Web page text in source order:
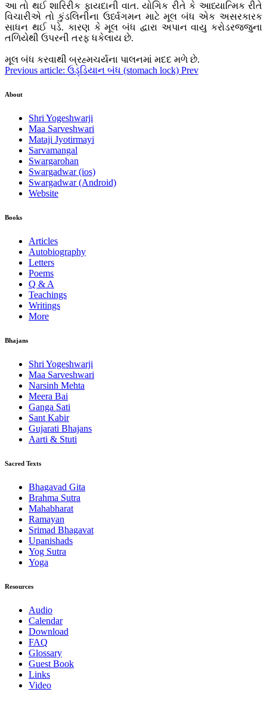
આ તો થઈ શારિરીક ફાયદાની વાત. યોગિક રીતે કે આધ્યાત્મિક રીતે
વિચારીએ તો કુંડલિનીના ઉર્ધ્વગમન માટે મૂલ બંધ એક અસરકારક
સાધન થઈ પડે. કારણ કે મૂલ બંધ દ્વારા અપાન વાયુ કરોડરજ્જુના
તળિયેથી ઉપરની તરફ ધકેલાય છે.
મૂલ બંધ કરવાથી બ્રહ્મચર્યના પાલનમાં મદદ મળે છે.
Previous article: ઉડ્ડિયાન બંધ (stomach lock) Prev
About
Shri Yogeshwarji
Maa Sarveshwari
Mataji Jyotirmayi
Sarvamangal
Swargarohan
Swargadwar (ios)
Swargadwar (Android)
Website
Books
Articles
Autobiography
Letters
Poems
Q & A
Teachings
Writings
More
Bhajans
Shri Yogeshwarji
Maa Sarveshwari
Narsinh Mehta
Meera Bai
Ganga Sati
Sant Kabir
Gujarati Bhajans
Aarti & Stuti
Sacred Texts
Bhagavad Gita
Brahma Sutra
Mahabharat
Ramayan
Srimad Bhagavat
Upanishads
Yog Sutra
Yoga
Resources
Audio
Calendar
Download
FAQ
Glossary
Guest Book
Links
Video